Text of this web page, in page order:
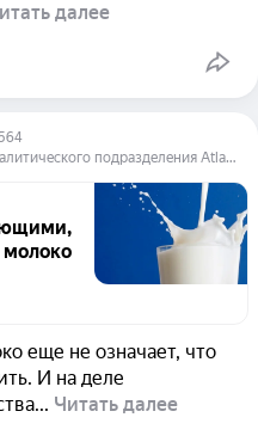
далее
Врач-генетик, Руководитель аналитического подразделения Atlas Biomed Group
молоко
еще не означает, что
И на деле
Читать далее